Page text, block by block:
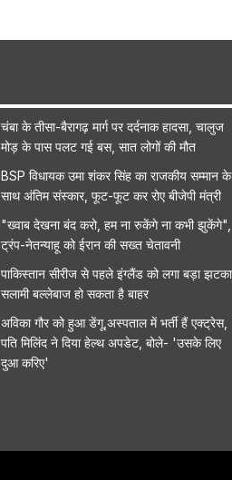
चंबा के तीसा-बैरागढ़ मार्ग पर दर्दनाक हादसा, चालुज
मोड़ के पास पलट गई बस, सात लोगों की मौत
BSP विधायक उमा शंकर सिंह का राजकीय सम्मान के
साथ अंतिम संस्कार, फूट-फूट कर रोए बीजेपी मंत्री
"ख्वाब देखना बंद करो, हम ना रुकेंगे ना कभी झुकेंगे",
ट्रंप-नेतन्याहू को ईरान की सख्त चेतावनी
पाकिस्तान सीरीज से पहले इंग्लैंड को लगा बड़ा झटका,
सलामी बल्लेबाज हो सकता है बाहर
अविका गौर को हुआ डेंगू,अस्पताल में भर्ती हैं एक्ट्रेस,
पति मिलिंद ने दिया हेल्थ अपडेट, बोले- 'उसके लिए
दुआ करिए'